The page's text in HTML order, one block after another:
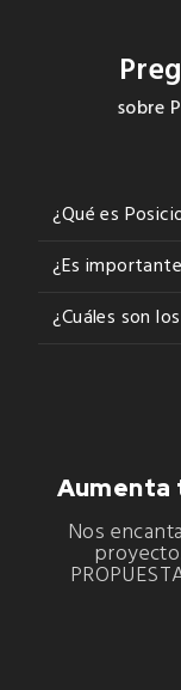
sobre
¿Qué es
¿Es
¿Cuáles son
Aumenta
Nos